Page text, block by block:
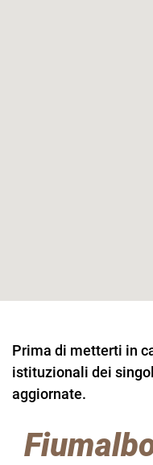
Prima di metterti in
istituzionali dei
aggiornate.